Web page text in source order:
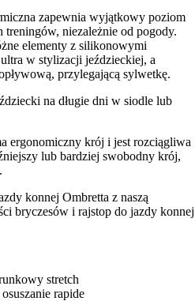
zapewnia wyjątkowy poziom
niezależnie od pogody.
elementy z silikonowymi
w stylizacji jeździeckiej, a
przylegającą sylwetkę.
na długie dni w siodle lub
ergonomiczny krój i jest rozciągliwa
lub bardziej swobodny krój,
konnej Ombretta z naszą
bryczesów i rajstop do jazdy konnej
stretch
rapide